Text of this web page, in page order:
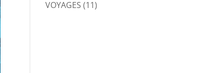
VOYAGES (11)